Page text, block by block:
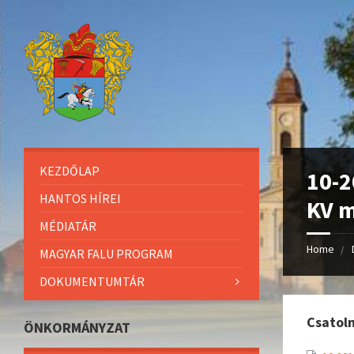
10-
KV
Home
KEZDŐLAP
HANTOS HÍREI
MÉDIATÁR
MAGYAR FALU PROGRAM
DOKUMENTUMTÁR
ÖNKORMÁNYZAT